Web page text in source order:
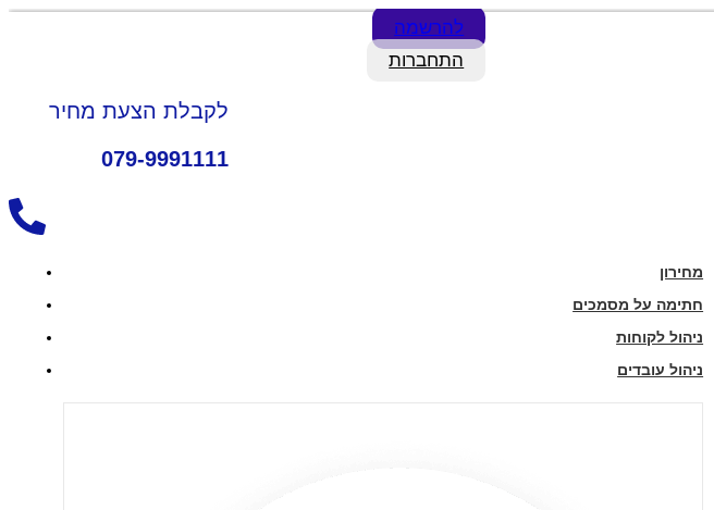
להרשמה
התחברות
לקבלת הצעת מחיר
079-9991111
מחירון
חתימה על מסמכים
ניהול לקוחות
ניהול עובדים